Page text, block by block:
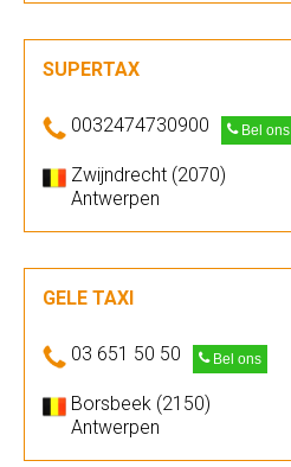
SUPERTAX
0032474730900 Bel ons
Zwijndrecht (2070)
Antwerpen
GELE TAXI
03 651 50 50 Bel ons
Borsbeek (2150)
Antwerpen